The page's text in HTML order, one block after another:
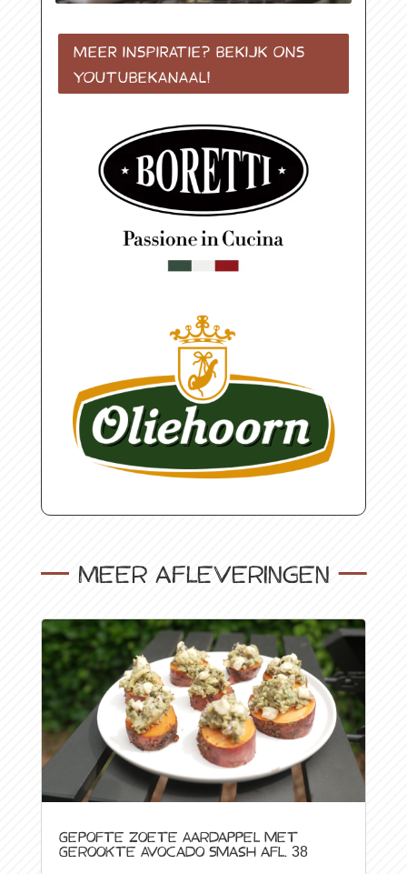
MEER INSPIRATIE? BEKIJK ONS
YOUTUBEKANAAL!
Meer afleveringen
Gepofte Zoete Aardappel met
Gerookte Avocado Smash afl. 38